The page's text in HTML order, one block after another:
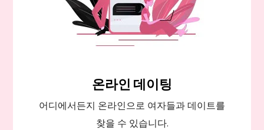
온라인 데이팅
어디에서든지 온라인으로 여자들과 데이트를
찾을 수 있습니다.